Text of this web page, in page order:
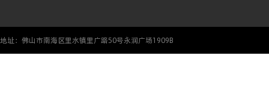
地址：佛山市南海区里水镇里广路50号永润广场1909B